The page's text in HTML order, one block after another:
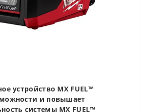
устройство MX FUEL™
и повышает
системы MX FUEL™